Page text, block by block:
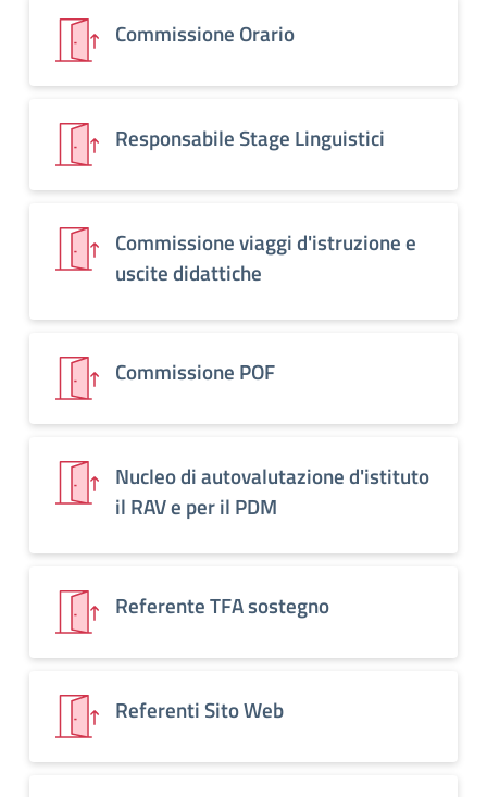
Commissione Orario
Responsabile Stage Linguistici
Commissione viaggi d'istruzione e
uscite didattiche
Commissione POF
Nucleo di autovalutazione d'istituto
il RAV e per il PDM
Referente TFA sostegno
Referenti Sito Web